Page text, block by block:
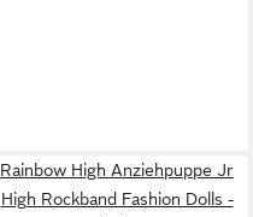
Rainbow High Anziehpuppe Jr
High Rockband Fashion Dolls -